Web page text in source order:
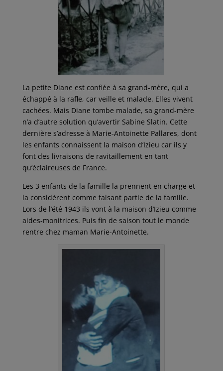
La petite Diane est confiée à sa grand-mère, qui a
échappé à la rafle, car veille et malade. Elles vivent
cachées. Mais Diane tombe malade, sa grand-mère
n’a d’autre solution qu’avertir Sabine Slatin. Cette
dernière s’adresse à Marie-Antoinette Pallares, dont
les enfants connaissent la maison d’Izieu car ils y
font des livraisons de ravitaillement en tant
qu’éclaireuses de France.
Les 3 enfants de la famille la prennent en charge et
la considèrent comme faisant partie de la famille.
Lors de l’été 1943 ils vont à la maison d’Izieu comme
aides-monitrices. Puis fin de saison tout le monde
rentre chez maman Marie-Antoinette.